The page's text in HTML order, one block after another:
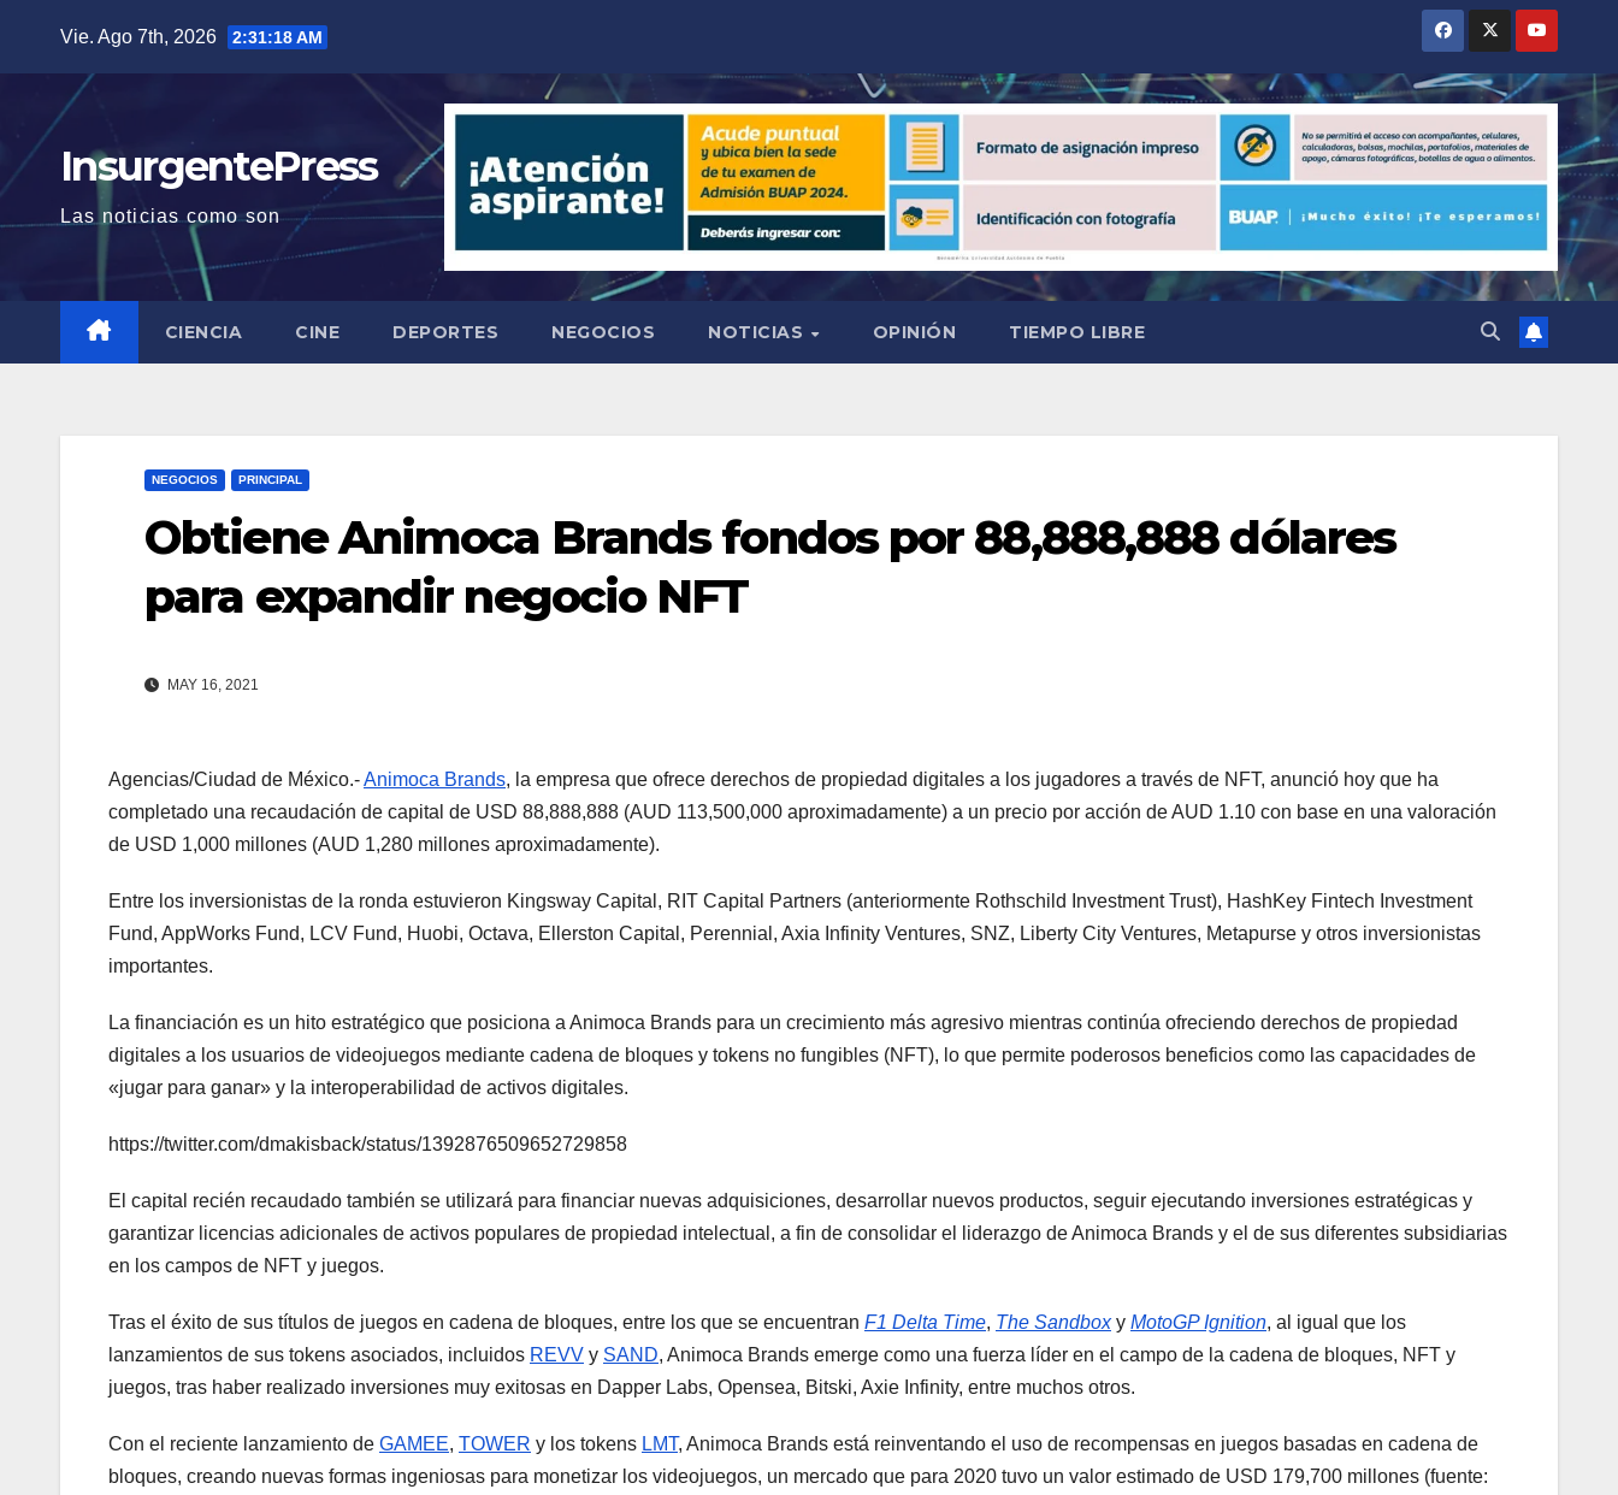
contenido
Vie. Ago 7th, 2026 2:31:19 AM
InsurgentePress
Las noticias como son
CIENCIA CINE DEPORTES NEGOCIOS NOTICIAS OPINIÓN TIEMPO LIBRE
NEGOCIOS PRINCIPAL
Obtiene Animoca Brands fondos por 88,888,888 dólares
para expandir negocio NFT
MAY 16, 2021
Agencias/Ciudad de México.-Animoca Brands, la empresa que ofrece derechos de propiedad digitales a los jugadores a través de NFT, anunció hoy que ha
completado una recaudación de capital de USD 88,888,888 (AUD 113,500,000 aproximadamente) a un precio por acción de AUD 1.10 con base en una valoración
de USD 1,000 millones (AUD 1,280 millones aproximadamente).
Entre los inversionistas de la ronda estuvieron Kingsway Capital, RIT Capital Partners (anteriormente Rothschild Investment Trust), HashKey Fintech Investment
Fund, AppWorks Fund, LCV Fund, Huobi, Octava, Ellerston Capital, Perennial, Axia Infinity Ventures, SNZ, Liberty City Ventures, Metapurse y otros inversionistas
importantes.
La financiación es un hito estratégico que posiciona a Animoca Brands para un crecimiento más agresivo mientras continúa ofreciendo derechos de propiedad
digitales a los usuarios de videojuegos mediante cadena de bloques y tokens no fungibles (NFT), lo que permite poderosos beneficios como las capacidades de
«jugar para ganar» y la interoperabilidad de activos digitales.
https://twitter.com/dmakisback/status/1392876509652729858
El capital recién recaudado también se utilizará para financiar nuevas adquisiciones, desarrollar nuevos productos, seguir ejecutando inversiones estratégicas y
garantizar licencias adicionales de activos populares de propiedad intelectual, a fin de consolidar el liderazgo de Animoca Brands y el de sus diferentes subsidiarias
en los campos de NFT y juegos.
Tras el éxito de sus títulos de juegos en cadena de bloques, entre los que se encuentran F1 Delta Time, The Sandboxy MotoGP Ignition, al igual que los
lanzamientos de sus tokens asociados, incluidos REVV y SAND, Animoca Brands emerge como una fuerza líder en el campo de la cadena de bloques, NFT y
juegos, tras haber realizado inversiones muy exitosas en Dapper Labs, Opensea, Bitski, Axie Infinity, entre muchos otros.
Con el reciente lanzamiento de GAMEE, TOWER y los tokens LMT, Animoca Brands está reinventando el uso de recompensas en juegos basadas en cadena de
bloques, creando nuevas formas ingeniosas para monetizar los videojuegos, un mercado que para 2020 tuvo un valor estimado de USD 179,700 millones (fuente: